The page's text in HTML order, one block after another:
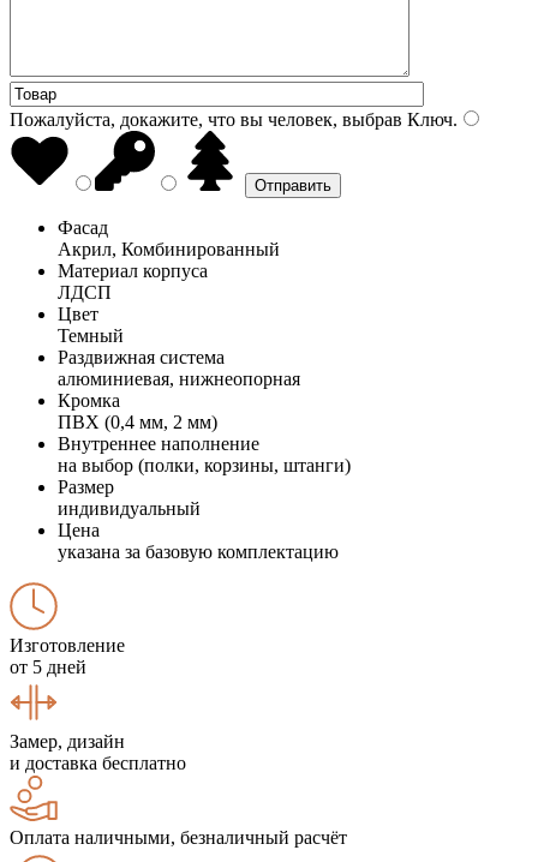
Пожалуйста, докажите, что вы человек, выбрав Ключ.
Фасад
Акрил, Комбинированный
Материал корпуса
ЛДСП
Цвет
Темный
Раздвижная система
алюминиевая, нижнеопорная
Кромка
ПВХ (0,4 мм, 2 мм)
Внутреннее наполнение
на выбор (полки, корзины, штанги)
Размер
индивидуальный
Цена
указана за базовую комплектацию
Изготовление
от 5 дней
Замер, дизайн
и доставка бесплатно
Оплата наличными, безналичный расчёт